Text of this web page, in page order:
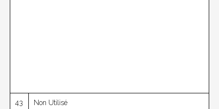
43 Non Utilisé